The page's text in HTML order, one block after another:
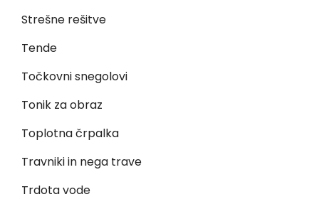
Strešne rešitve
Tende
Točkovni snegolovi
Tonik za obraz
Toplotna črpalka
Travniki in nega trave
Trdota vode